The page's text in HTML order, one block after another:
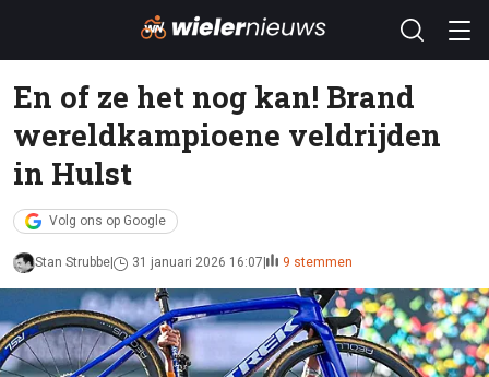
En of ze het nog kan! Brand
wereldkampioene veldrijden
in Hulst
Volg ons op Google
Stan Strubbe 31 januari 2026 16:07 9 stemmen